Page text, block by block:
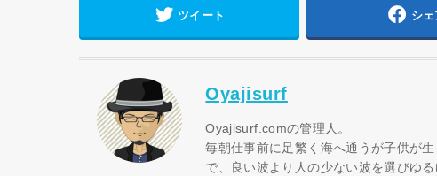
ツイート シェ
Oyajisurf
Oyajisurf.comの管理人。
毎朝仕事前に足繁く海へ通うが子供が
で、良い波より人の少ない波を選びゆ